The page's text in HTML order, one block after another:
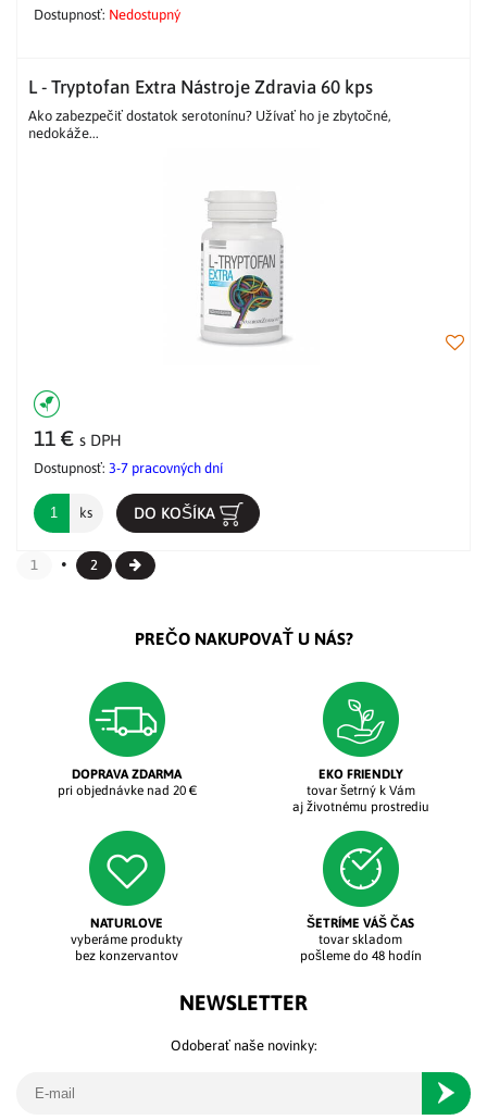
Dostupnosť: Nedostupný
L - Tryptofan Extra Nástroje Zdravia 60 kps
Ako zabezpečiť dostatok serotonínu? Užívať ho je zbytočné,
nedokáže...
11 € s DPH
Dostupnosť: 3-7 pracovných dní
ks DO KOŠÍKA
1 2
PREČO NAKUPOVAŤ U NÁS?
DOPRAVA ZDARMA
pri objednávke nad 20 €
EKO FRIENDLY
tovar šetrný k Vám
aj životnému prostrediu
NATURLOVE
vyberáme produkty
bez konzervantov
ŠETRÍME VÁŠ ČAS
tovar skladom
pošleme do 48 hodín
NEWSLETTER
Odoberať naše novinky: